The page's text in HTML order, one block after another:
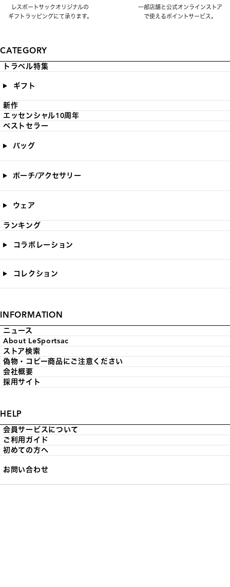
レスポートサックオリジナルの
ギフトラッピングにて承ります。
一部店舗と公式オンラインストア
で使えるポイントサービス。
CATEGORY
トラベル特集
ギフト
新作
エッセンシャル10周年
ベストセラー
バッグ
ポーチ/アクセサリー
ウェア
ランキング
コラボレーション
コレクション
INFORMATION
ニュース
About LeSportsac
ストア検索
偽物・コピー商品にご注意ください
会社概要
採用サイト
HELP
会員サービスについて
ご利用ガイド
初めての方へ
お問い合わせ